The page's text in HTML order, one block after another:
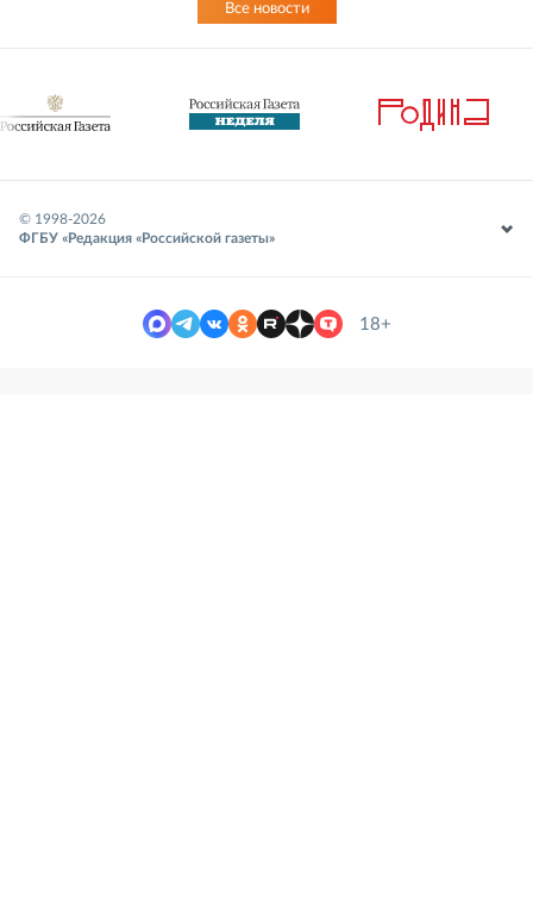
Все новости
© 1998-2026
ФГБУ «Редакция «Российской газеты»
18+